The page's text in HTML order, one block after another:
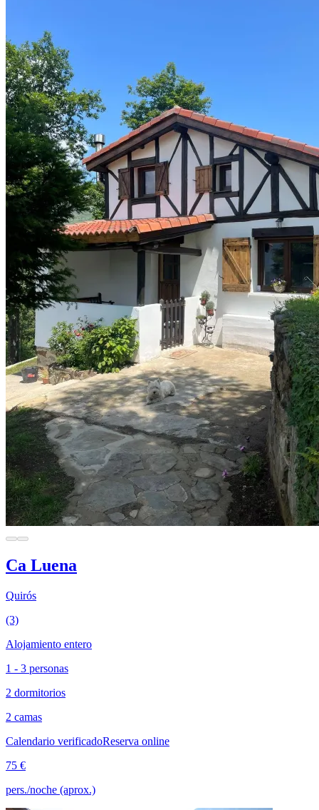
Ca Luena
Quirós
(3)
Alojamiento entero
1 - 3 personas
2 dormitorios
2 camas
Calendario verificadoReserva online
75 €
pers./noche (aprox.)